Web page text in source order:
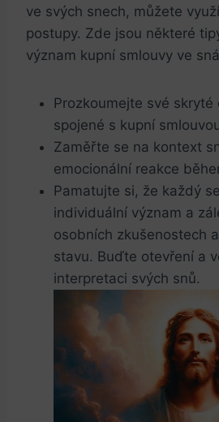
ve svých snech, můžete
postupy. Zde jsou některé
význam kupní smlouvy ve
Prozkoumejte své
spojené s kupní
Zaměřte se na kontext
emocionální reakce
Pamatujte si, že každý
individuální význam a
osobních zkušenostech
stavu. Buďte otevření a
interpretaci svých snů.